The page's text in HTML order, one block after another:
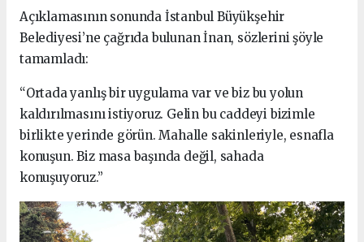
Açıklamasının sonunda İstanbul Büyükşehir
Belediyesi’ne çağrıda bulunan İnan, sözlerini şöyle
tamamladı:
“Ortada yanlış bir uygulama var ve biz bu yolun
kaldırılmasını istiyoruz. Gelin bu caddeyi bizimle
birlikte yerinde görün. Mahalle sakinleriyle, esnafla
konuşun. Biz masa başında değil, sahada
konuşuyoruz.”